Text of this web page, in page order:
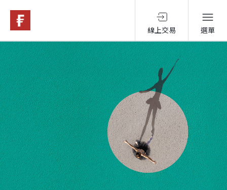
線上交易 選單
基金與配息
永續投資
投資洞見
投資解決方案